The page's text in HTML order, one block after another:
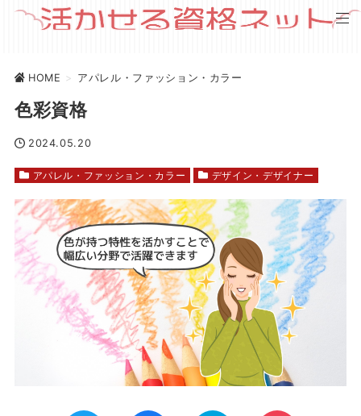
HOME > アパレル・ファッション・カラー
色彩資格
2024.05.20
アパレル・ファッション・カラー デザイン・デザイナー